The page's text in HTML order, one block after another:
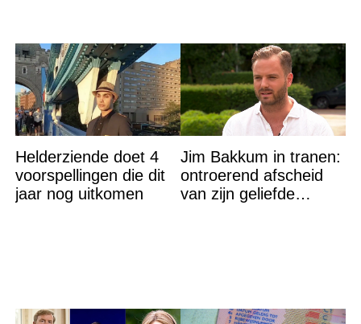
Helderziende doet 4
voorspellingen die dit
jaar nog uitkomen
Jim Bakkum in tranen:
ontroerend afscheid
van zijn geliefde